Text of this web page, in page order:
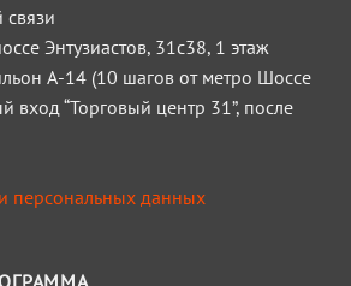
Энтузиастов, 31с38, 1 этаж
А-14 (10 шагов от метро Шоссе
вход “Торговый центр 31”, после
персональных данных